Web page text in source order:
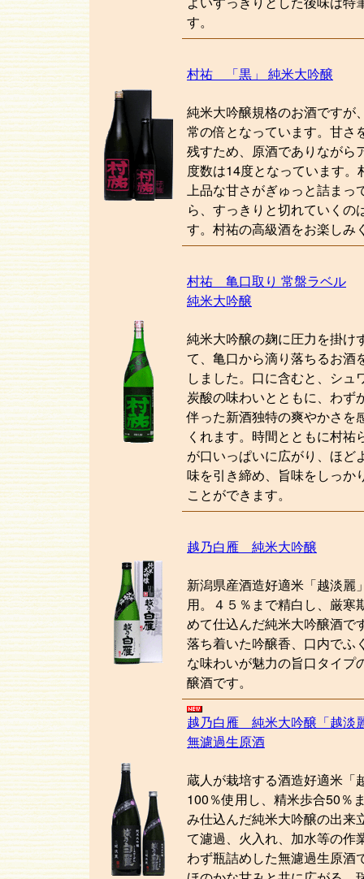
す。
村祐 「黒」 純米大吟醸
純米大吟醸規格のお酒ですが
常の倍となっています。甘さ
残すため、原酒でありながら
度数は14度となっています。
上品な甘さがぎゅっと詰まっ
ら、すっきりと切れていくの
す。村祐の高級酒をお楽しみ
村祐 亀口取り 常盤ラベル
純米大吟醸
純米大吟醸の麹に圧力を掛け
て、亀口から滴り落ちるお酒
しました。口に含むと、シュ
炭酸の味わいとともに、わず
伴った新酒独特の爽やかさを
くれます。時間とともに村祐
が口いっぱいに広がり、ほど
味を引き締め、旨味をしっか
ことができます。
越乃白雁 純米大吟醸
新潟県産酒造好適米「越淡麗
用。４５％まで精白し、厳寒
めて仕込んだ純米大吟醸酒で
落ち着いた吟醸香、口内でふ
な味わいが魅力の旨口タイプ
醸酒です。
越乃白雁 純米大吟醸「越淡
無濾過生原酒
蔵人が栽培する酒造好適米「
100％使用し、精米歩合50％
み仕込んだ純米大吟醸の出来
て濾過、火入れ、加水等の作
わず瓶詰めした無濾過生原酒